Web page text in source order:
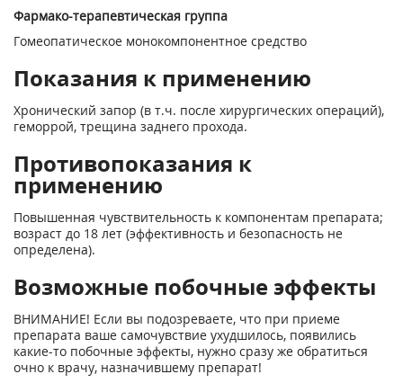
Фармако-терапевтическая группа
Гомеопатическое монокомпонентное средство
Показания к применению
Хронический запор (в т.ч. после хирургических операций),
геморрой, трещина заднего прохода.
Противопоказания к
применению
Повышенная чувствительность к компонентам препарата;
возраст до 18 лет (эффективность и безопасность не
определена).
Возможные побочные эффекты
ВНИМАНИЕ! Если вы подозреваете, что при приеме
препарата ваше самочувствие ухудшилось, появились
какие-то побочные эффекты, нужно сразу же обратиться
очно к врачу, назначившему препарат!